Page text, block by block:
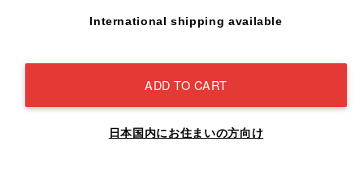
International shipping available
ADD TO CART
日本国内にお住まいの方向け